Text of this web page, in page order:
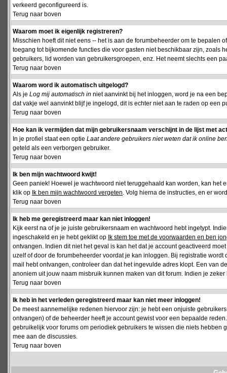
verkeerd geconfigureerd is.
Terug naar boven
Waarom moet ik eigenlijk registreren?
Misschien hoeft dit niet eens -- het is aan de forumbeheerder om te bepalen
toegang tot bijkomende functies die voor gasten niet beschikbaar zijn,
gebruikers, lid worden van gebruikersgroepen, enz. Het neemt slechts een
Terug naar boven
Waarom word ik automatisch uitgelogd?
Als je Log mij automatisch in niet aanvinkt bij het inloggen, word je na een
dat vakje wel aanvinkt blijf je ingelogd, dit is echter niet aan te raden op een
Terug naar boven
Hoe kan ik vermijden dat mijn gebruikersnaam verschijnt in de lijst met
In je profiel staat een optie Laat andere gebruikers niet weten dat ik online
geteld als een verborgen gebruiker.
Terug naar boven
Ik ben mijn wachtwoord kwijt!
Geen paniek! Hoewel je wachtwoord niet teruggehaald kan worden, kan
klik op Ik ben mijn wachtwoord vergeten. Volg hierna de instructies, en er
Terug naar boven
Ik heb me geregistreerd maar kan niet inloggen!
Kijk eerst na of je je juiste gebruikersnaam en wachtwoord hebt ingetypt.
ingeschakeld en je hebt geklikt op Ik stem toe met de voorwaarden en ben
ontvangen. Indien dit niet het geval is kan het dat je account geactiveerd
uzelf of door de forumbeheerder voordat je kan inloggen. Bij registratie
mail hebt ontvangen, controleer dan dat het ingevulde adres klopt. Een van
anoniem uit jouw naam misbruik kunnen maken van dit forum. Indien je
Terug naar boven
Ik heb in het verleden geregistreerd maar kan niet meer inloggen!
De meest aannemelijke redenen hiervoor zijn: je hebt een onjuiste
ontvangen) of de beheerder heeft je account gewist voor een bepaalde
gebruikelijk voor forums om periodiek gebruikers te wissen die niets
mee aan de discussies.
Terug naar boven